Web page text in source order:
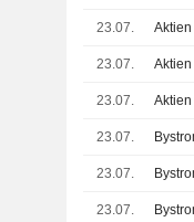
23.07.
23.07.
23.07.
23.07.
23.07.
23.07.